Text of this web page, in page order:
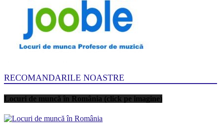
RECOMANDARILE NOASTRE
Locuri de muncă în România (click pe imagine)